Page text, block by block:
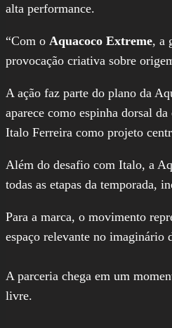
alta performance.
“Com o Aquacoco Extreme, a
provocação criativa sobre
A ação faz parte do plano da
aparece como espinha dorsal
Italo Ferreira como projeto
Além do desafio com Italo, a
todas as etapas da temporada,
Para a marca, o movimento
espaço relevante no imaginário
A parceria chega em um
livre.